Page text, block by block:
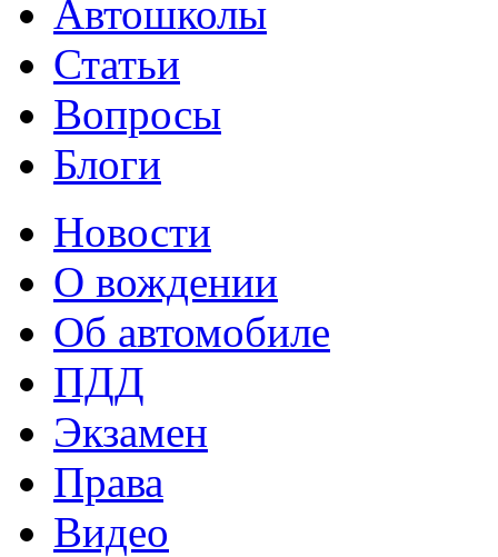
Автошколы
Статьи
Вопросы
Блоги
Новости
О вождении
Об автомобиле
ПДД
Экзамен
Права
Видео